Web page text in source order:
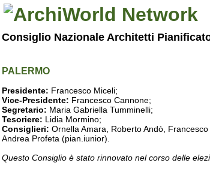
Consiglio Nazionale Architetti
PALERMO
Presidente: Francesco Miceli;
Vice-Presidente: Francesco Cannone;
Segretario: Maria Gabriella Tumminelli;
Tesoriere: Lidia Mormino;
Consiglieri: Ornella Amara, Roberto Andò,
Andrea Profeta (pian.iunior).
Questo Consiglio è stato rinnovato nel corso delle